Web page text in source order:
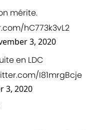
mérite.
hC773k3vL2
3, 2020
en LDC
I81mrgBcje
3, 2020